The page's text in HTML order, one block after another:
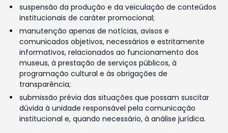
suspensão da produção e da veiculação de conteúdos
institucionais de caráter promocional;
manutenção apenas de notícias, avisos e
comunicados objetivos, necessários e estritamente
informativos, relacionados ao funcionamento dos
museus, à prestação de serviços públicos, à
programação cultural e às obrigações de
transparência;
submissão prévia das situações que possam suscitar
dúvida à unidade responsável pela comunicação
institucional e, quando necessário, à análise jurídica.